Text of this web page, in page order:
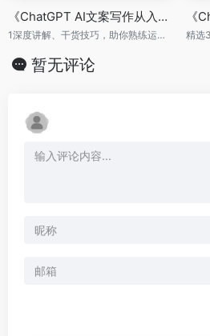
《ChatGPT AI文案写作从入门到精通》
1深度讲解、干货技巧，助你熟练运用ChatGPT产出文案！
暂无评论